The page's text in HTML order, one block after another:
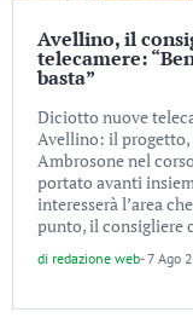
Avellino, il
telecamere:
basta”
Diciotto nuove
Avellino: il progetto,
Ambrosone nel
portato avanti
interesserà l’area
punto, il consigliere
di redazione web-7 Ago